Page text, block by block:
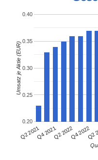
Q2 2021Q4 2021Q2 2022Q4 2022Q2
0.20
0.25
0.30
0.35
0.40
Umsatz je Aktie (EUR)